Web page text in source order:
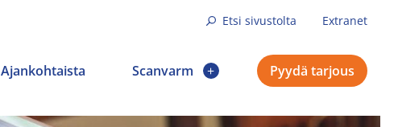
Etsi sivustolta Extranet
Ajankohtaista Scanvarm Pyydä tarjous